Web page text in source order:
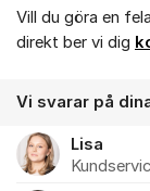
Vill du göra en
direkt ber vi dig
Vi svarar på
Lisa